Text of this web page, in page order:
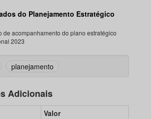
do Planejamento Estratégico
de acompanhamento do plano estratégico
2023
planejamento
Adicionais
Valor